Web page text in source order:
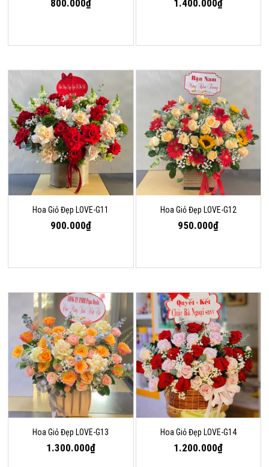
800.000₫ 1.400.000₫
Hoa Giỏ Đẹp LOVE-G11
900.000₫
Hoa Giỏ Đẹp LOVE-G12
950.000₫
Hoa Giỏ Đẹp LOVE-G13
1.300.000₫
Hoa Giỏ Đẹp LOVE-G14
1.200.000₫